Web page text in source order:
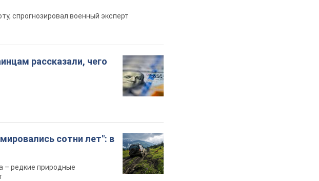
спрогнозировал военный эксперт
рассказали, чего
сотни лет": в
– редкие природные